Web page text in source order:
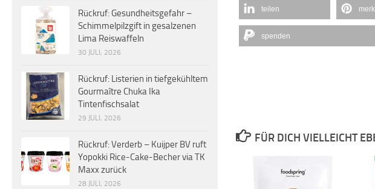
teilen
spenden
FÜR DICH VIELLEICHT
Rückruf: Gesundheitsgefahr –
Schimmelpilzgift in gesalzenen
Lima Reiswaffeln
30 JULI, 2026
Rückruf: Listerien in tiefgekühltem
Gourmaître Chuka Ika
Tintenfischsalat
29 JULI, 2026
Rückruf: Verderb – Kuijper BV ruft
Yopokki Rice-Cake-Becher via TK
Maxx zurück
28 JULI, 2026